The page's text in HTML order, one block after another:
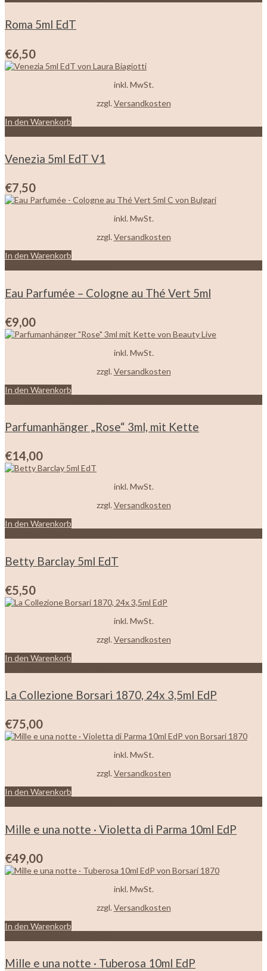
Roma 5ml EdT
€6,50
inkl. MwSt.
zzgl. Versandkosten
In den Warenkorb
Venezia 5ml EdT V1
€7,50
inkl. MwSt.
zzgl. Versandkosten
In den Warenkorb
Eau Parfumée – Cologne au Thé Vert 5ml
€9,00
inkl. MwSt.
zzgl. Versandkosten
In den Warenkorb
Parfumanhänger „Rose“ 3ml, mit Kette
€14,00
inkl. MwSt.
zzgl. Versandkosten
In den Warenkorb
Betty Barclay 5ml EdT
€5,50
inkl. MwSt.
zzgl. Versandkosten
In den Warenkorb
La Collezione Borsari 1870, 24x 3,5ml EdP
€75,00
inkl. MwSt.
zzgl.Versandkosten
In den Warenkorb
Mille e una notte · Violetta di Parma 10ml EdP
€49,00
inkl. MwSt.
zzgl. Versandkosten
In den Warenkorb
Mille e una notte · Tuberosa 10ml EdP